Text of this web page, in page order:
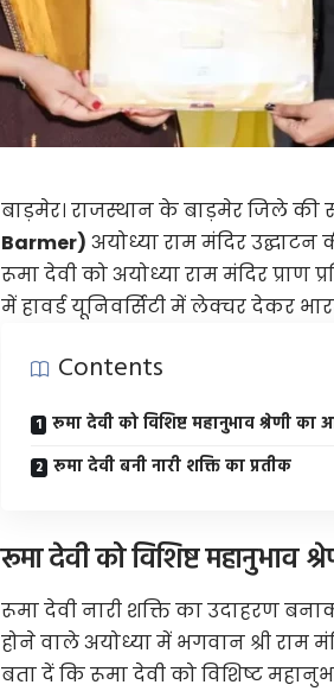
बाड़मेर। राजस्थान के बाड़मेर जिले की
Barmer) अयोध्या राम मंदिर उद्घाटन
रूमा देवी को अयोध्या राम मंदिर प्राण
में हावर्ड यूनिवर्सिटी में लेक्चर देकर
Contents
रूमा देवी को विशिष्ट महानुभाव श्रेणी का
रूमा देवी बनी नारी शक्ति का प्रतीक
रूमा देवी को विशिष्ट महानुभाव
रूमा देवी नारी शक्ति का उदाहरण
होने वाले अयोध्या में भगवान श्री राम
बता दें कि रूमा देवी को विशिष्ट